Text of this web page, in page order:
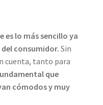
es lo más sencillo ya
consumidor. Sin
cuenta, tanto para
que
cómodos y muy